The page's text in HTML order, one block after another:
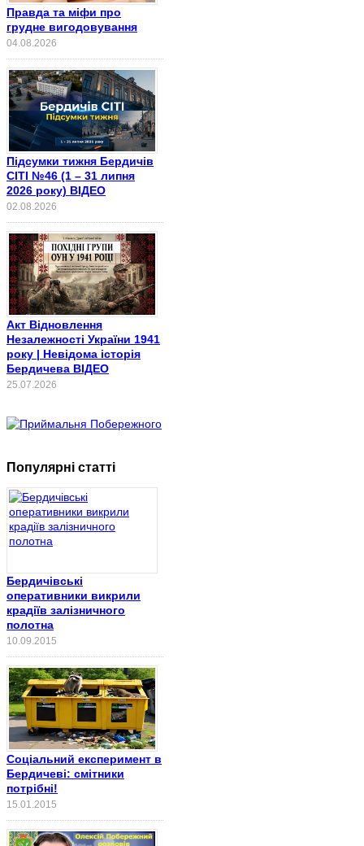
Правда та міфи про
грудне вигодовування
04.08.2026
Підсумки тижня Бердичів
СІТІ №46 (1 – 31 липня
2026 року) ВІДЕО
02.08.2026
Акт Відновлення
Незалежності України 1941
року | Невідома історія
Бердичева ВІДЕО
25.07.2026
Популярні статті
Бердичівські
оперативники викрили
крадіїв залізничного
полотна
10.09.2015
Соціальний експеримент в
Бердичеві: смітники
потрібні!
15.01.2015